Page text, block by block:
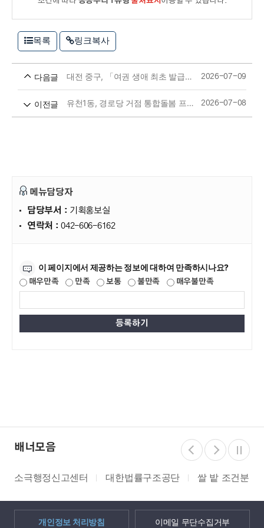
목록 링크복사
다음글 대전 중구, 「여권 생애 최초 발급자」기념품 배부 2026-07-09
이전글 유천1동, 경로당 거점 통합돌봄 프로그램 운영 2026-07-08
메뉴담당자
담당부서 : 기획홍보실
연락처 :042-606-6162
이 페이지에서 제공하는 정보에 대하여 만족하시나요?
매우만족 만족 보통 불만족 매우불만족
배너모음
소극행정신고센터 대한법률구조공단 쌀 밭 조건분리
개인정보 처리방침 이메일 무단수집거부